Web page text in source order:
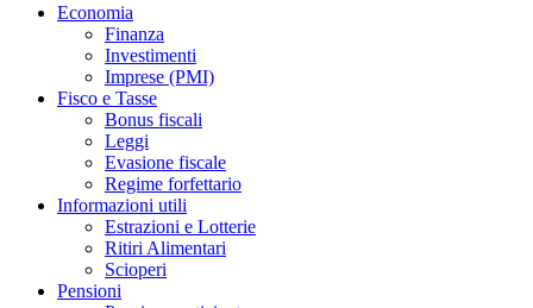
Economia
Finanza
Investimenti
Imprese (PMI)
Fisco e Tasse
Bonus fiscali
Leggi
Evasione fiscale
Regime forfettario
Informazioni utili
Estrazioni e Lotterie
Ritiri Alimentari
Scioperi
Pensioni